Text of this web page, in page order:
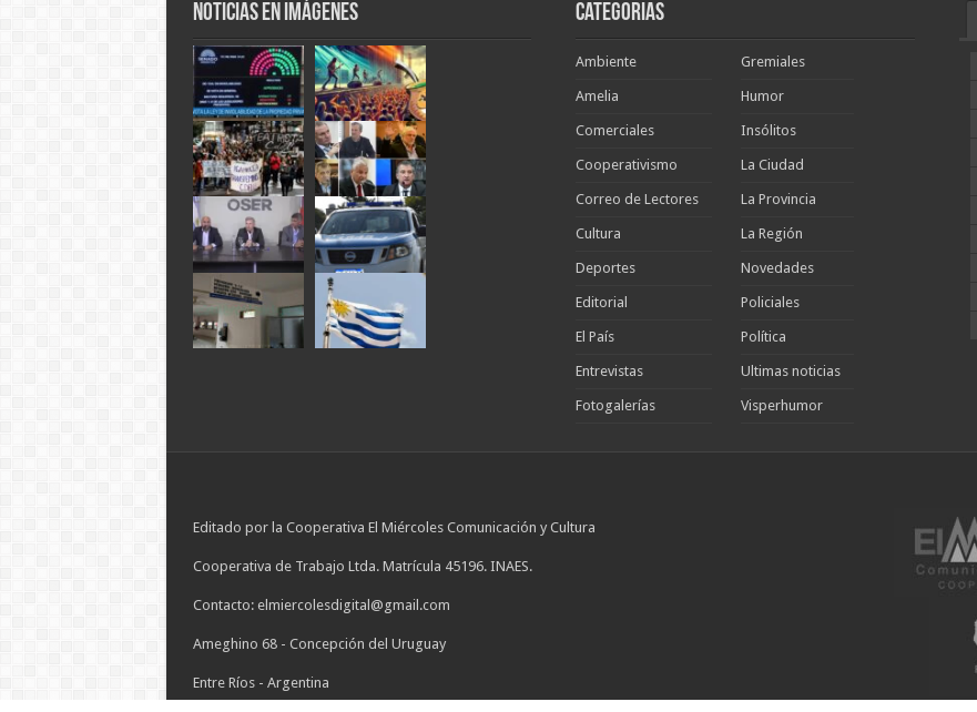
Noticias en Imágenes Categorias
Ambiente
Amelia
Comerciales
Cooperativismo
Correo de Lectores
Cultura
Deportes
Editorial
El País
Entrevistas
Fotogalerías
Gremiales
Humor
Insólitos
La Ciudad
La Provincia
La Región
Novedades
Policiales
Política
Ultimas noticias
Visperhumor
Editado por la Cooperativa El Miércoles Comunicación y Cultura
Cooperativa de Trabajo Ltda. Matrícula 45196. INAES.
Contacto: elmiercolesdigital@gmail.com
Ameghino 68 - Concepción del Uruguay
Entre Ríos - Argentina